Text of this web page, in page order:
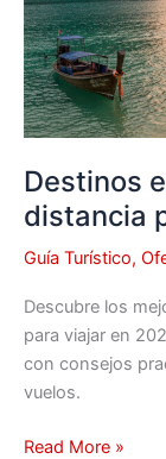
Destinos
distancia
Guía Turístico,
Descubre los
para viajar en
con consejos
vuelos.
para
viajar
en
2026
Read More »